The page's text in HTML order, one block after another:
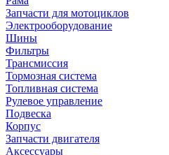
Запчасти для мотоциклов
Электрооборудование
Шины
Фильтры
Трансмиссия
Тормозная система
Топливная система
Рулевое управление
Подвеска
Корпус
Запчасти двигателя
Аксессуары